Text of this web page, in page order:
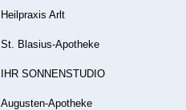
Heilpraxis Arlt
St. Blasius-Apotheke
IHR SONNENSTUDIO
Augusten-Apotheke